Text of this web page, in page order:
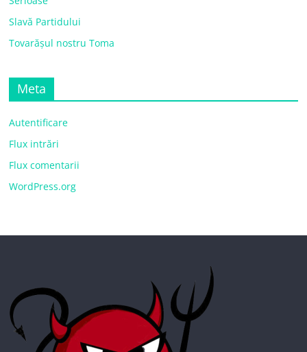
Slavă Partidului
Tovarășul nostru Toma
Meta
Autentificare
Flux intrări
Flux comentarii
WordPress.org